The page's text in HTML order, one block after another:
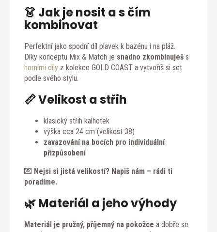
👗 Jak je nosit a s čím
kombinovat
Perfektní jako spodní díl plavek k bazénu i na pláž.
Díky konceptu Mix & Match je snadno zkombinuješ s
horními díly z kolekce GOLD COAST a vytvoříš si set
podle svého stylu.
📏 Velikost a střih
klasický střih kalhotek
výška cca 24 cm (velikost 38)
zavazování na bocích pro individuální
přizpůsobení
💌 Nejsi si jistá velikostí? Napiš nám – rádi ti
poradíme.
🌿 Materiál a jeho výhody
Materiál je pružný, příjemný na pokožce a dobře se